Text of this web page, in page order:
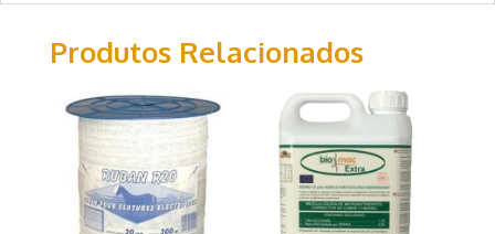
Produtos Relacionados